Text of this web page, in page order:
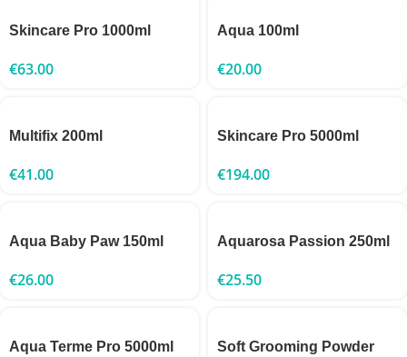
Skincare Pro 1000ml
€63.00
Aqua 100ml
€20.00
Multifix 200ml
€41.00
Skincare Pro 5000ml
€194.00
Aqua Baby Paw 150ml
€26.00
Aquarosa Passion 250ml
€25.50
Aqua Terme Pro 5000ml
Soft Grooming Powder